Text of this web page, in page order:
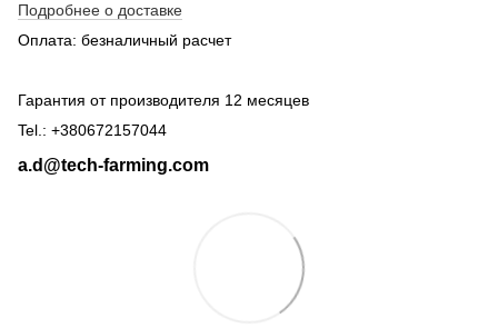
Подробнее о доставке
Оплата: безналичный расчет
Гарантия от производителя 12 месяцев
Tel.: +380672157044
a.d@tech-farming.com